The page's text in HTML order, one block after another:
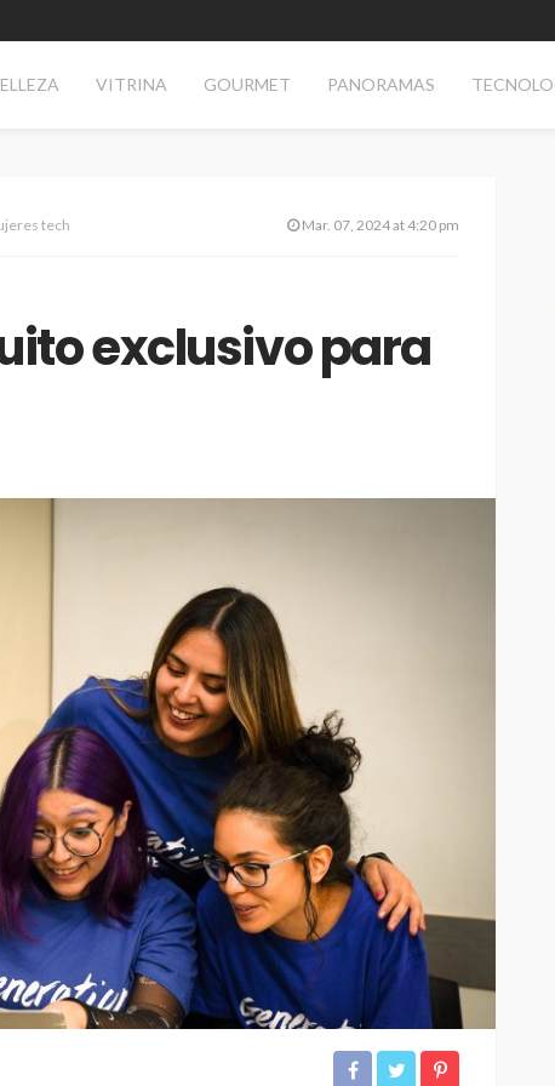
VITRINA GOURMET PANORAMAS
tech Mar. 07, 2024 at 4:20 pm
exclusivo para
pantalla
sus 25
56
SALUD
Elegir mejor: la alimentación
consciente se abre paso
Andrea Essus 18 horas ago